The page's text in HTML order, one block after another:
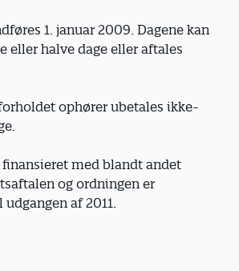
1. januar 2009. Dagene kan
eller halve dage eller aftales
ophører ubetales ikke-
finansieret med blandt andet
og ordningen er
af 2011.